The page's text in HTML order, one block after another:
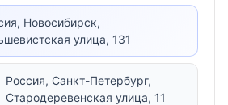
Новосибирск,
улица, 131
Россия, Санкт-Петербург,
Стародеревенская улица, 11